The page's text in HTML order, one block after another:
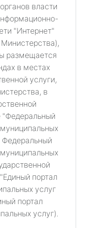
власти
"Интернет"
размещается
в местах
услуги,
в
Федеральный
портал
услуг
портал
услуг).